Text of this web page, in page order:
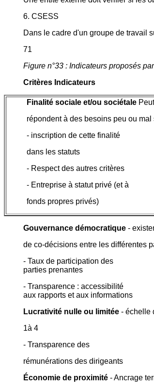
6. CSESS
Dans le cadre d'un groupe de travail
71
Figure n°33 : Indicateurs proposés
Critères Indicateurs
Finalité sociale et/ou sociétale
répondent à des besoins peu ou
- inscription de cette finalité
dans les statuts
- Respect des autres critères
- Entreprise à statut privé (et à
fonds propres privés)
Gouvernance démocratique -
de co-décisions entre les différentes
- Taux de participation des
parties prenantes
- Transparence : accessibilité
aux rapports et aux informations
Lucrativité nulle ou limitée - échelle
1à 4
- Transparence des
rémunérations des dirigeants
Économie de proximité - Ancrage